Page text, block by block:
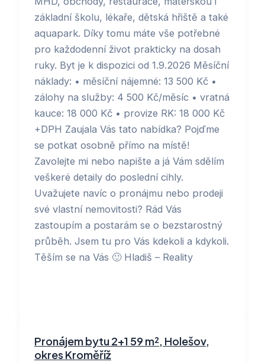
základní školu, lékaře, dětská hřiště a také
aquapark. Díky tomu máte vše potřebné
pro každodenní život prakticky na dosah
ruky. Byt je k dispozici od 1.9.2026 Měsíční
náklady: • měsíční nájemné: 13 500 Kč •
zálohy na služby: 4 500 Kč/měsíc • vratná
kauce: 18 000 Kč • provize RK: 18 000 Kč
+DPH Zaujala Vás tato nabídka? Pojďme
se potkat osobně přímo na místě!
Zavolejte mi nebo napište a já Vám sdělím
veškeré detaily do poslední cihly.
Uvažujete navíc o pronájmu nebo prodeji
své vlastní nemovitosti? Rád Vás
zastoupím a postarám se o bezstarostný
průběh. Jsem tu pro Vás kdekoli a kdykoli.
Těším se na Vás 🙂 Hladiš – Reality
Pronájem bytu 2+1 59 m², Holešov,
okres Kroměříž